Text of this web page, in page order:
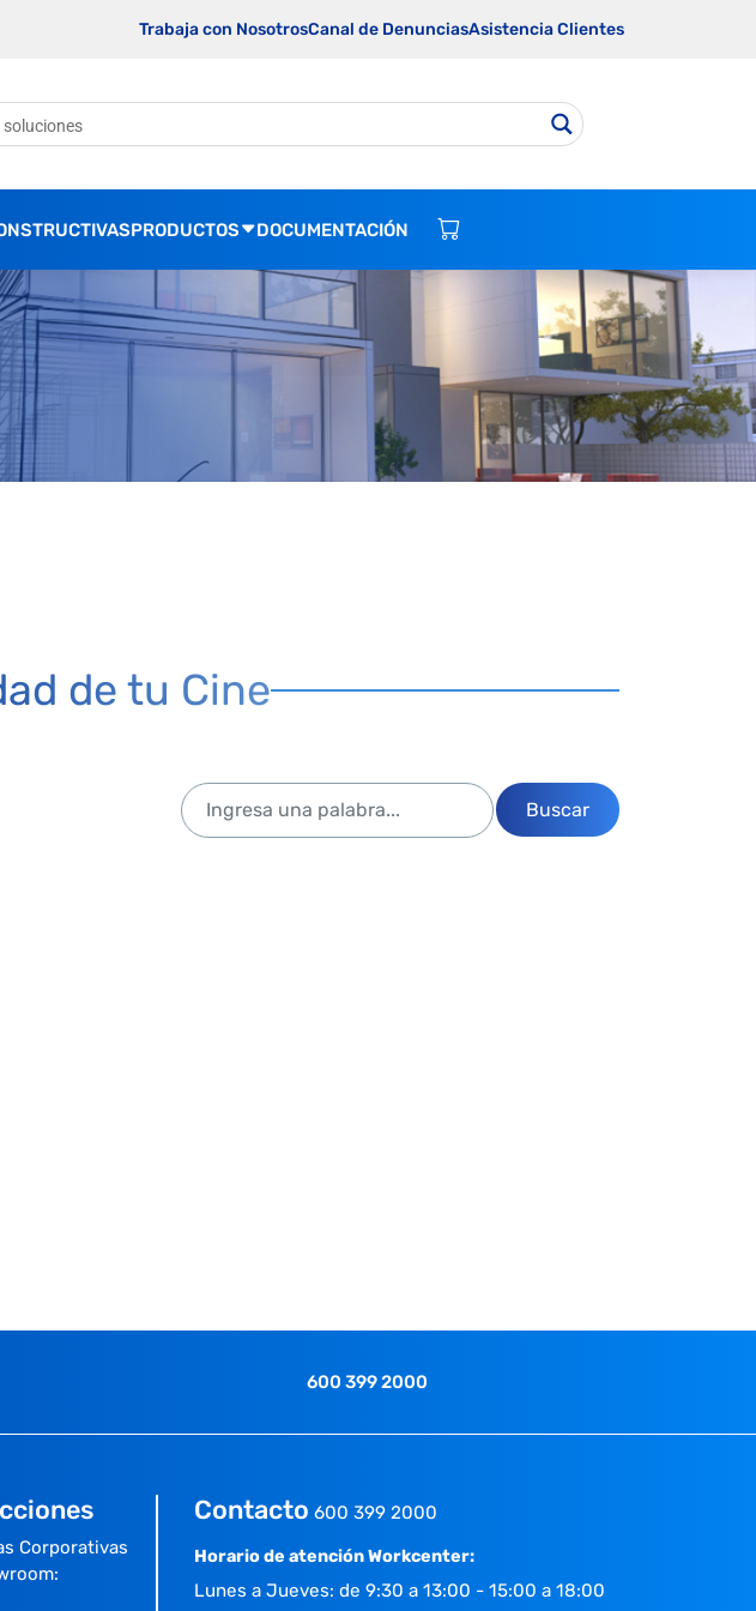
Trabaja con NosotrosCanal de DenunciasAsistencia Clientes
PRODUCTOS DOCUMENTACIÓN
de tu Cine
Buscar
600 399 2000
Corporativas
Contacto 600 399 2000
Horario de atención Workcenter:
Lunes a Jueves: de 9:30 a 13:00 - 15:00 a 18:00